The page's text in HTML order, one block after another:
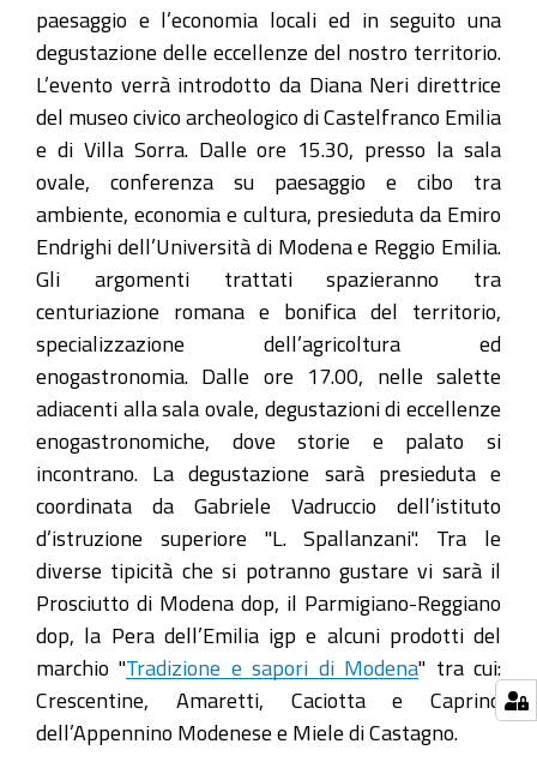
2026-
08-
06T17:00:00+02:00
ottobre
con
degustazione
prodotti
eccellenze
marchio
paesaggio e l’economia locali ed in seguito una
degustazione delle eccellenze del nostro territorio.
L’evento verrà introdotto da Diana Neri direttrice
del museo civico archeologico di Castelfranco Emilia
e di Villa Sorra. Dalle ore 15.30, presso la sala
ovale, conferenza su paesaggio e cibo tra
ambiente, economia e cultura, presieduta da Emiro
Endrighi dell’Università di Modena e Reggio Emilia.
Gli argomenti trattati spazieranno tra
centuriazione romana e bonifica del territorio,
specializzazione dell’agricoltura ed
enogastronomia. Dalle ore 17.00, nelle salette
adiacenti alla sala ovale, degustazioni di eccellenze
enogastronomiche, dove storie e palato si
incontrano. La degustazione sarà presieduta e
coordinata da Gabriele Vadruccio dell’istituto
d’istruzione superiore "L. Spallanzani". Tra le
diverse tipicità che si potranno gustare vi sarà il
Prosciutto di Modena dop, il Parmigiano-Reggiano
dop, la Pera dell’Emilia igp e alcuni prodotti del
marchio "Tradizione e sapori di Modena" tra cui:
Crescentine, Amaretti, Caciotta e Caprino
dell’Appennino Modenese e Miele di Castagno.